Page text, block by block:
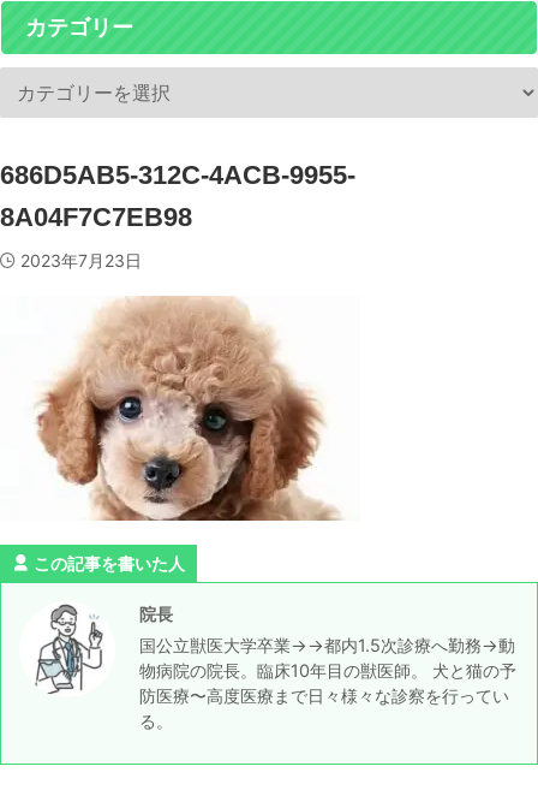
カテゴリー
686D5AB5-312C-4ACB-9955-
8A04F7C7EB98
2023年7月23日
この記事を書いた人
院長
国公立獣医大学卒業→→都内1.5次診療へ勤務→動
物病院の院長。臨床10年目の獣医師。 犬と猫の予
防医療〜高度医療まで日々様々な診察を行ってい
る。